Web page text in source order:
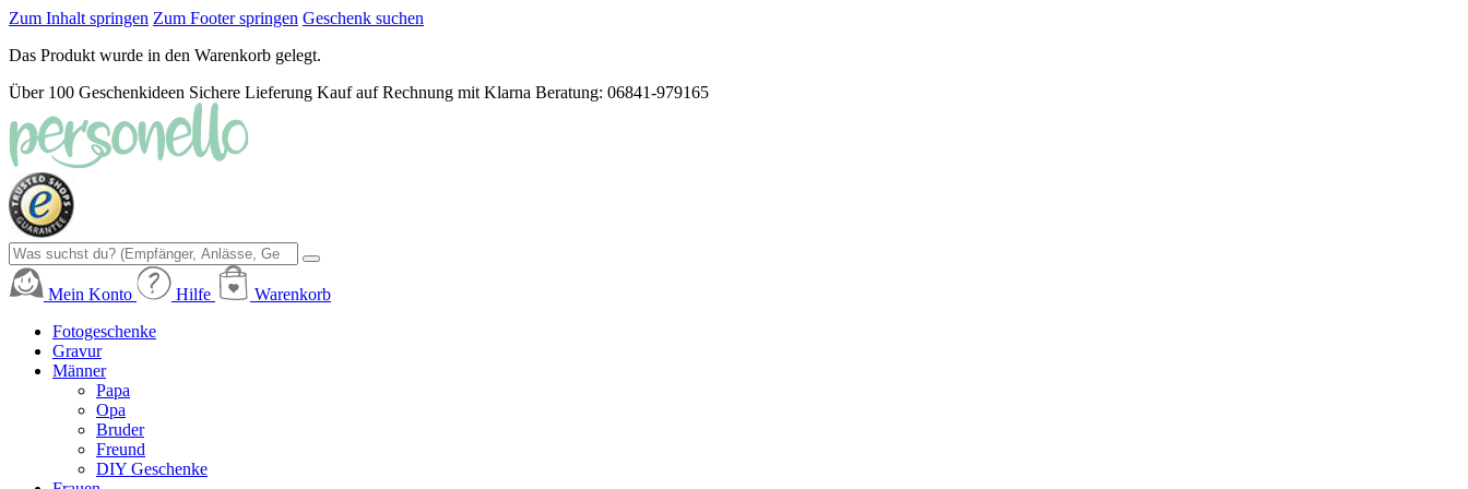
Zum Inhalt springen Zum Footer springen Geschenk suchen
Das Produkt wurde in den Warenkorb gelegt.
Über 100 Geschenkideen Sichere Lieferung Kauf auf Rechnung mit Klarna Beratung: 06841-979165
Mein Konto Hilfe
Warenkorb
Fotogeschenke
Gravur
Männer
Papa
Opa
Bruder
Freund
DIY Geschenke